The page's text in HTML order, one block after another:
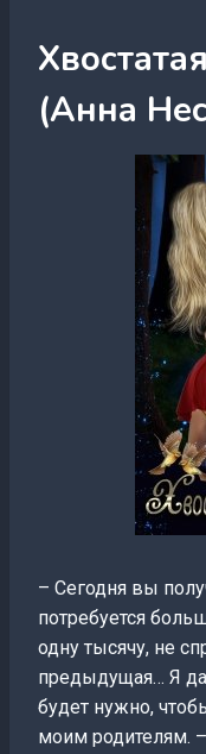
(Анна
– Сегодня вы
потребуется
одну тысячу, не
предыдущая… Я
будет нужно,
моим родителям.